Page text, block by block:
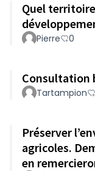
Quel
Pierre 0
Consultation
Tartampion
Préserver
agricoles.
en